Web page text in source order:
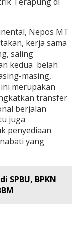
Nepos MT
kerja sama
saling
kedua belah
masing,
merupakan
transfer
berjalan
juga
penyediaan
yang
SPBU, BPKN